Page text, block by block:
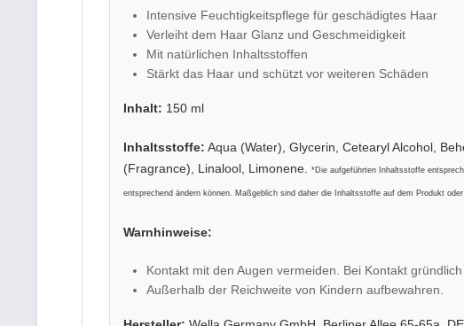
Intensive Feuchtigkeitspflege für geschädigtes Haar
Verleiht dem Haar Glanz und Geschmeidigkeit
Mit natürlichen Inhaltsstoffen
Stärkt das Haar und schützt vor weiteren Schäden
Inhalt: 150 ml
Inhaltsstoffe: Aqua (Water), Glycerin, Cetearyl Alcohol,
(Fragrance), Linalool, Limonene.
*Die aufgeführten Inhaltsstoffe
entsprechend ändern können. Maßgeblich sind daher die Inhaltsstoffe auf dem Produkt
Warnhinweise:
Kontakt mit den Augen vermeiden. Bei Kontakt
Außerhalb der Reichweite von Kindern aufbewahren.